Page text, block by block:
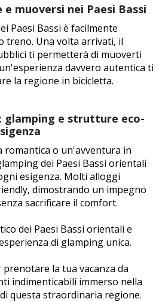
muoversi nei Paesi Bassi
Paesi Bassi è facilmente
treno. Una volta arrivati, il
ti permetterà di muoverti
davvero autentica ti
la regione in bicicletta.
glamping e strutture eco-
romantica o un'avventura in
dei Paesi Bassi orientali
esigenza. Molti alloggi
dimostrando un impegno
sacrificare il comfort.
dei Paesi Bassi orientali e
di glamping unica.
la tua vacanza da
indimenticabili immerso nella
questa straordinaria regione.